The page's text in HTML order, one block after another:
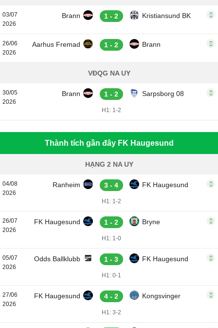
03/07
2026
Brann 1 - 2 Kristiansund BK
26/06
2026
Aarhus Fremad 1 - 2 Brann
VĐQG NA UY
30/05
2026
Brann 1 - 2 Sarpsborg 08
H1: 1-2
Thành tích gần đây FK Haugesund
HẠNG 2 NA UY
04/08
2026
Ranheim 3 - 4 FK Haugesund
H1: 1-2
26/07
2026
FK Haugesund 1 - 2 Bryne
H1: 1-0
05/07
2026
Odds Ballklubb 1 - 3 FK Haugesund
H1: 0-1
27/06
2026
FK Haugesund 4 - 2 Kongsvinger
H1: 3-2